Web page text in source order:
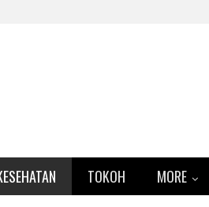
TOKOH MORE